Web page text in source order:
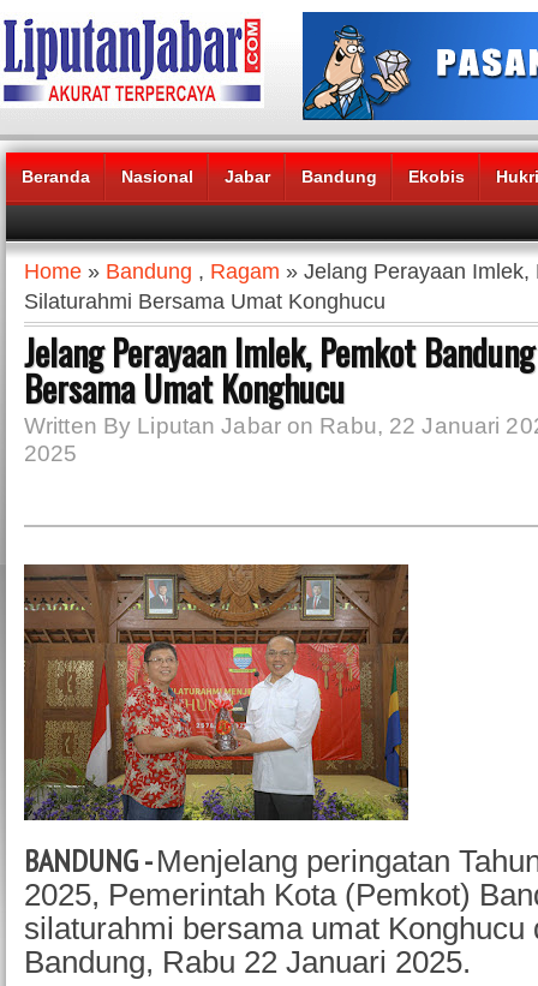
Beranda Nasional Jabar Bandung Ekobis
Headlines News :
Home » Bandung , Ragam » Jelang Perayaan
Silaturahmi Bersama Umat Konghucu
Jelang Perayaan Imlek, Pemkot
Bersama Umat Konghucu
Written By Liputan Jabar on Rabu, 22 Januari
2025
BANDUNG -Menjelang peringatan
2025, Pemerintah Kota (Pemkot)
silaturahmi bersama umat Konghucu
Bandung, Rabu 22 Januari 2025.